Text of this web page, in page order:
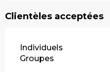
Clientèles acceptées
Individuels
Groupes